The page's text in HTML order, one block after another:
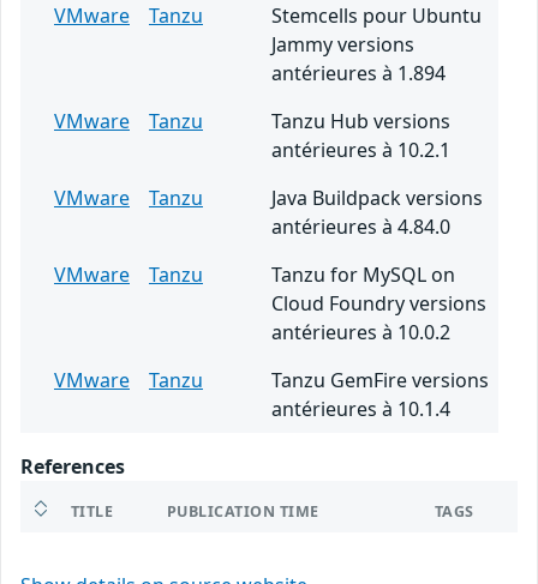
VMware
Tanzu
Stemcells pour Ubuntu
Jammy versions
antérieures à 1.894
VMware
Tanzu
Tanzu Hub versions
antérieures à 10.2.1
VMware
Tanzu
Java Buildpack versions
antérieures à 4.84.0
VMware
Tanzu
Tanzu for MySQL on
Cloud Foundry versions
antérieures à 10.0.2
VMware
Tanzu
Tanzu GemFire versions
antérieures à 10.1.4
References
TITLE PUBLICATION TIME TAGS